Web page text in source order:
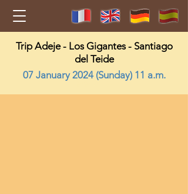
Trip Adeje - Los Gigantes - Santiago
del Teide
07 January 2024 (Sunday) 11 a.m.